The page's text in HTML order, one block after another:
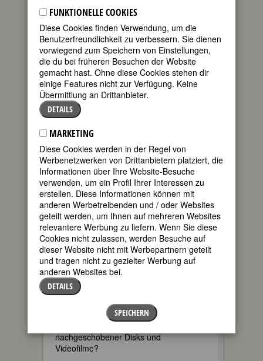
Lorbeeren überhäuft und auf vielen
Bühnen präsent, hat viel erreicht: Das
erste ihrer zehn Arien-Alben (Opera
Arias, cd 2003), übernimmt sofort und
für Wochen die Führung der deutschen
Pop-(!)Charts. Gleiches gilt 2004 für ihre
erste DVD ( The Woman – The Voice),
ähnliches für die restlichen CD-Titel bis
2009. Für die CDs der
und der Gesamtaufnahme bekommt sie
2004 je nach vier Wochen goldene
Schallplatten. 2005 suchen gleich zwei
unautorisierte Biographien (von
Reissinger und Dola) die Sucht der Fans
nach Nähe zu ihrem Star zu befriedigen.
Mitzudenken ist anlässlich des
Mitschnitts des russischen Liederabends
mit Daniel Barenboim von 2009 (In the
Still of Night, cd 2010), der auch die
programmfremden Zugaben enthält,
dass Tonträger wie auch Texte zu einer
KünstlerIn offensichtlich der Erhöhung
ihres Marktwertes und damit der
Einnahmen aus ihren Live-Auftritten
dienen. Verkommen dann vielleicht
Konzert und Oper zu reinen
Marketingprodukten für den
nachgeschobener Disks und
Videofilme?
FUNKTIONELLE COOKIES
Diese Cookies finden Verwendung, um die
Benutzerfreundlichkeit zu verbessern. Sie dienen
vorwiegend zum Speichern von Einstellungen,
die du bei früheren Besuchen der Website
gemacht hast. Ohne diese Cookies stehen dir
einige Features nicht zur Verfügung. Keine
Übermittlung an Drittanbieter.
DETAILS
MARKETING
Diese Cookies werden in der Regel von
Werbenetzwerken von Drittanbietern platziert, die
Informationen über Ihre Website-Besuche
verwenden, um ein Profil Ihrer Interessen zu
erstellen. Diese Informationen können mit
anderen Werbetreibenden und / oder Websites
geteilt werden, um Ihnen auf mehreren Websites
relevantere Werbung zu liefern. Wenn Sie diese
Cookies nicht zulassen, werden Besuche auf
dieser Website nicht mit Werbepartnern geteilt
und tragen nicht zu gezielter Werbung auf
anderen Websites bei.
DETAILS
SPEICHERN